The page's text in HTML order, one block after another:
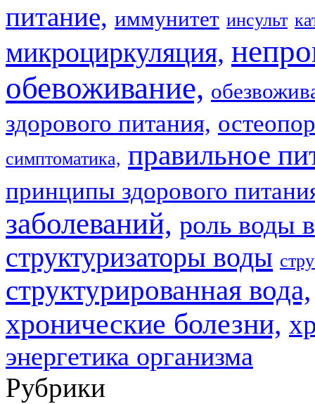
питание, иммунитет инсульт
микроциркуляция,
обевоживание,
здорового питания,
симптоматика, правильное
принципы здорового
заболеваний, роль воды
структуризаторы воды
структурированная вода,
хронические болезни,
энергетика организма
Рубрики